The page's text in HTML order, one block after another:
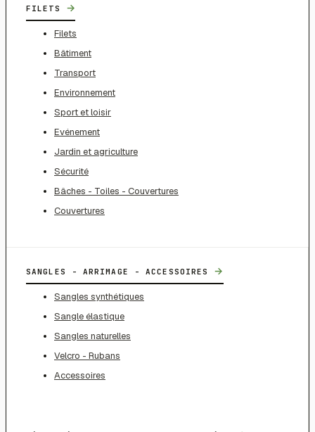
FILETS →
Filets
Bâtiment
Transport
Environnement
Sport et loisir
Evénement
Jardin et agriculture
Sécurité
Bâches - Toiles - Couvertures
Couvertures
SANGLES - ARRIMAGE - ACCESSOIRES →
Sangles synthétiques
Sangle élastique
Sangles naturelles
Velcro - Rubans
Accessoires